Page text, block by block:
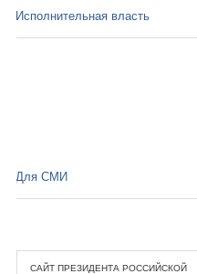
Исполнительная власть
Для СМИ
САЙТ ПРЕЗИДЕНТА РОССИЙСКОЙ